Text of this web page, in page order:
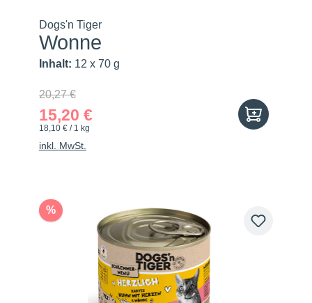
Dogs'n Tiger
Wonne
Inhalt: 12 x 70 g
20,27 €
15,20 €
18,10 € / 1 kg
inkl. MwSt.
%